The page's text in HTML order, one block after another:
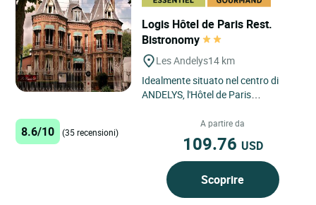
Logis Hôtel de Paris Rest.
Bistronomy
Les Andelys14 km
Idealmente situato nel centro di
ANDELYS, l'Hôtel de Paris
piedi di Château GAILLARD,...
8.6/10 (35 recensioni)
A partire da
109.76 USD
Scoprire